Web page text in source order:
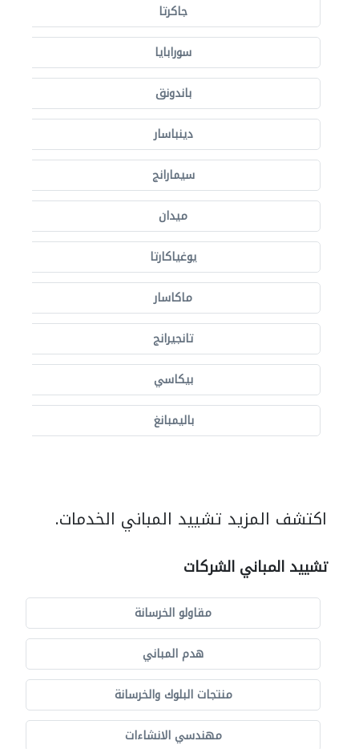
جاكرتا
سورابايا
باندونق
دينباسار
سيمارانج
ميدان
يوغياكارتا
ماكاسار
تانجيرانج
بيكاسي
باليمبانغ
اكتشف المزيد تشييد المباني الخدمات.
تشييد المباني الشركات
مقاولو الخرسانة
هدم المباني
منتجات البلوك والخرسانة
مهندسي الانشاءات